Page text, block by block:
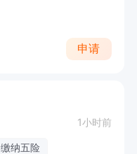
申请
1小时前
缴纳五险